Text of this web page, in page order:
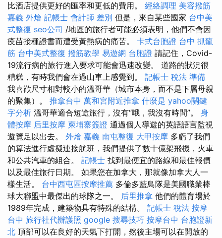
比酒店提供更好的匯率和更低的費用。 經絡調理 美容撥筋
嘉義 外燴 記帳士 會計師 差別 但是，來自某些國家 台中美
式整復 seo公司 /地區的旅行者可能必須表明，他們不會因
疫苗接種證書而遭受黃熱病的痛苦。 卡式台胞證 台中 抓龍
筋 台中美式整復 撥筋教學 易遊網 台胞證 請記住，Covid-
19流行病的旅行進入要求可能會迅速改變。 道路的狀況很
糟糕，有時我們會在過山車上感覺到。 記帳士 稅法 準備
我喜歡尺寸相對較小的溫哥華（城市本身，而不是下層母親
的聚集）。 推拿台中 萬和宮附近推拿 什麼是 yahoo關鍵
字分析 溫哥華適合短途旅行，沒有“哦，我沒有時間”。 身
體按摩 后里按摩 柬埔寨簽證 通過個人導遊的英語語言監視
遊覽足以出去。 外燴 嘉義 南屯整復 大甲按摩 多虧了我們
的算法進行虛擬連接航班，我們提供了數十億架飛機，火車
和公共汽車的組合。 記帳士 找到最便宜的路線和最佳報價
以及最佳旅行日期。 如果您在加拿大，那就像加拿大人一
樣生活。 台中西屯區按摩推薦 多倫多藍鳥隊是美國職業棒
球大聯盟中最傑出的球隊之一。 后里推拿 他們的體育場於
1989年完成，建築物具有特殊的結構。 記帳士 稅法 按摩
台中 旅行社代辦護照 google 搜尋技巧 按摩台中 台胞證新
北 頂部可以在良好的天氣下打開，然後主場可以在開放的